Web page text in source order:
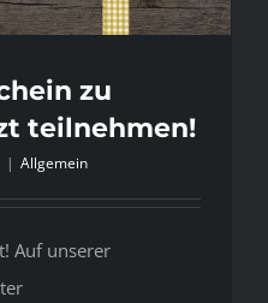
zu
teilnehmen!
| Allgemein
Auf unserer